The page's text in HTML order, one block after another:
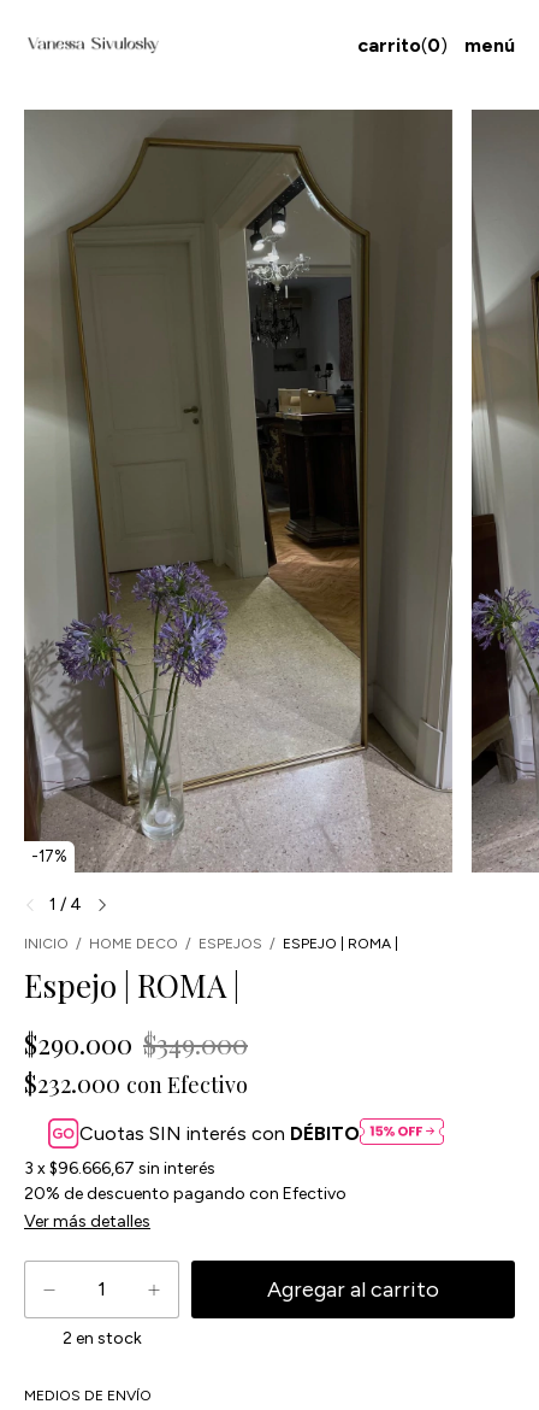
menú
carrito(0)
-17%
1 / 4
INICIO / HOME DECO / ESPEJOS / ESPEJO | ROMA |
Espejo | ROMA |
$290.000 $349.000
$232.000 conEfectivo
Cuotas SIN interés con DÉBITO
3 x$96.666,67 sin interés
20% de descuento pagando con Efectivo
Ver más detalles
2 en stock
Entregas para el CP:
MEDIOS DE ENVÍO